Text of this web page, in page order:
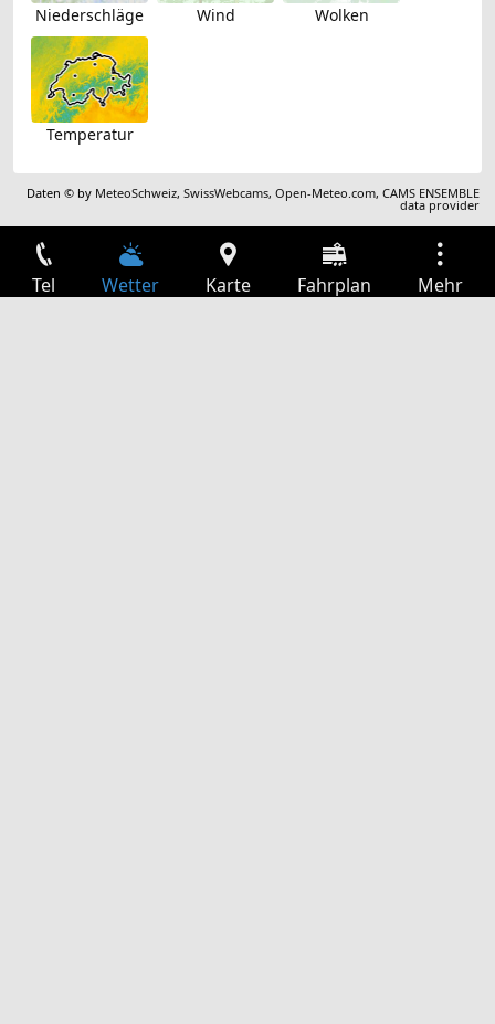
Niederschläge Wind Wolken
Temperatur
Daten © by MeteoSchweiz,SwissWebcams,Open-Meteo.com,CAMS ENSEMBLE
data provider
Tel Wetter Karte Fahrplan Mehr